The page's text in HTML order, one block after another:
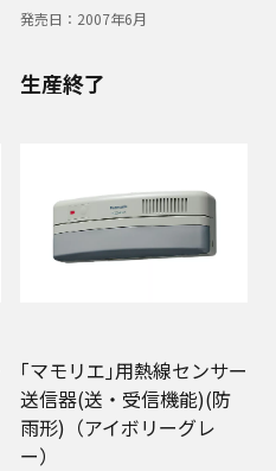
発売日： 2007年6月
生産終了
｢マモリエ｣用熱線センサー
送信器(送・受信機能)(防
雨形)（アイボリーグレ
ー）